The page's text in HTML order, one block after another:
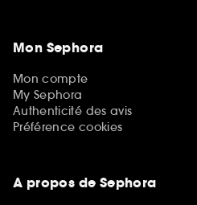
Mon Sephora
Mon compte
My Sephora
Authenticité des avis
Préférence cookies
A propos de Sephora